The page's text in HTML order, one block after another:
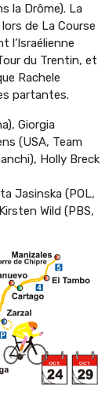
la Drôme). La
de La Course
l’Israélienne
du Trentin, et
Rachele
partantes.
Giorgia
(USA, Team
Holly Breck
Jasinska (POL,
Wild (PBS,